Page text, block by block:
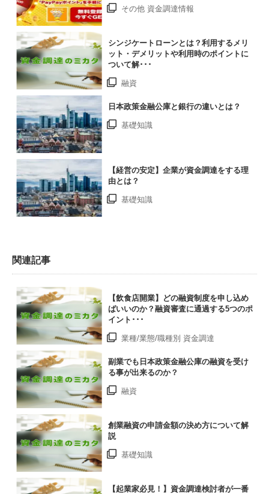
その他 資金調達情報
シンジケートローンとは？利用するメリ
ット・デメリットや利用時のポイントに
ついて解･･･
融資
日本政策金融公庫と銀行の違いとは？
基礎知識
【経営の安定】企業が資金調達をする理
由とは？
基礎知識
関連記事
【飲食店開業】どの融資制度を申し込め
ばいいのか？融資審査に通過する5つのポ
イント･･･
業種/業態/職種別 資金調達
副業でも日本政策金融公庫の融資を受け
る事が出来るのか？
融資
創業融資の申請金額の決め方について解
説
基礎知識
【起業家必見！】資金調達検討者が一番